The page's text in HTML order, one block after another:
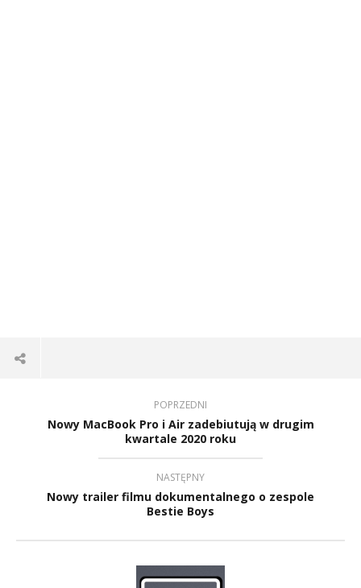
POPRZEDNI
Nowy MacBook Pro i Air zadebiutują w drugim
kwartale 2020 roku
NASTĘPNY
Nowy trailer filmu dokumentalnego o zespole
Bestie Boys